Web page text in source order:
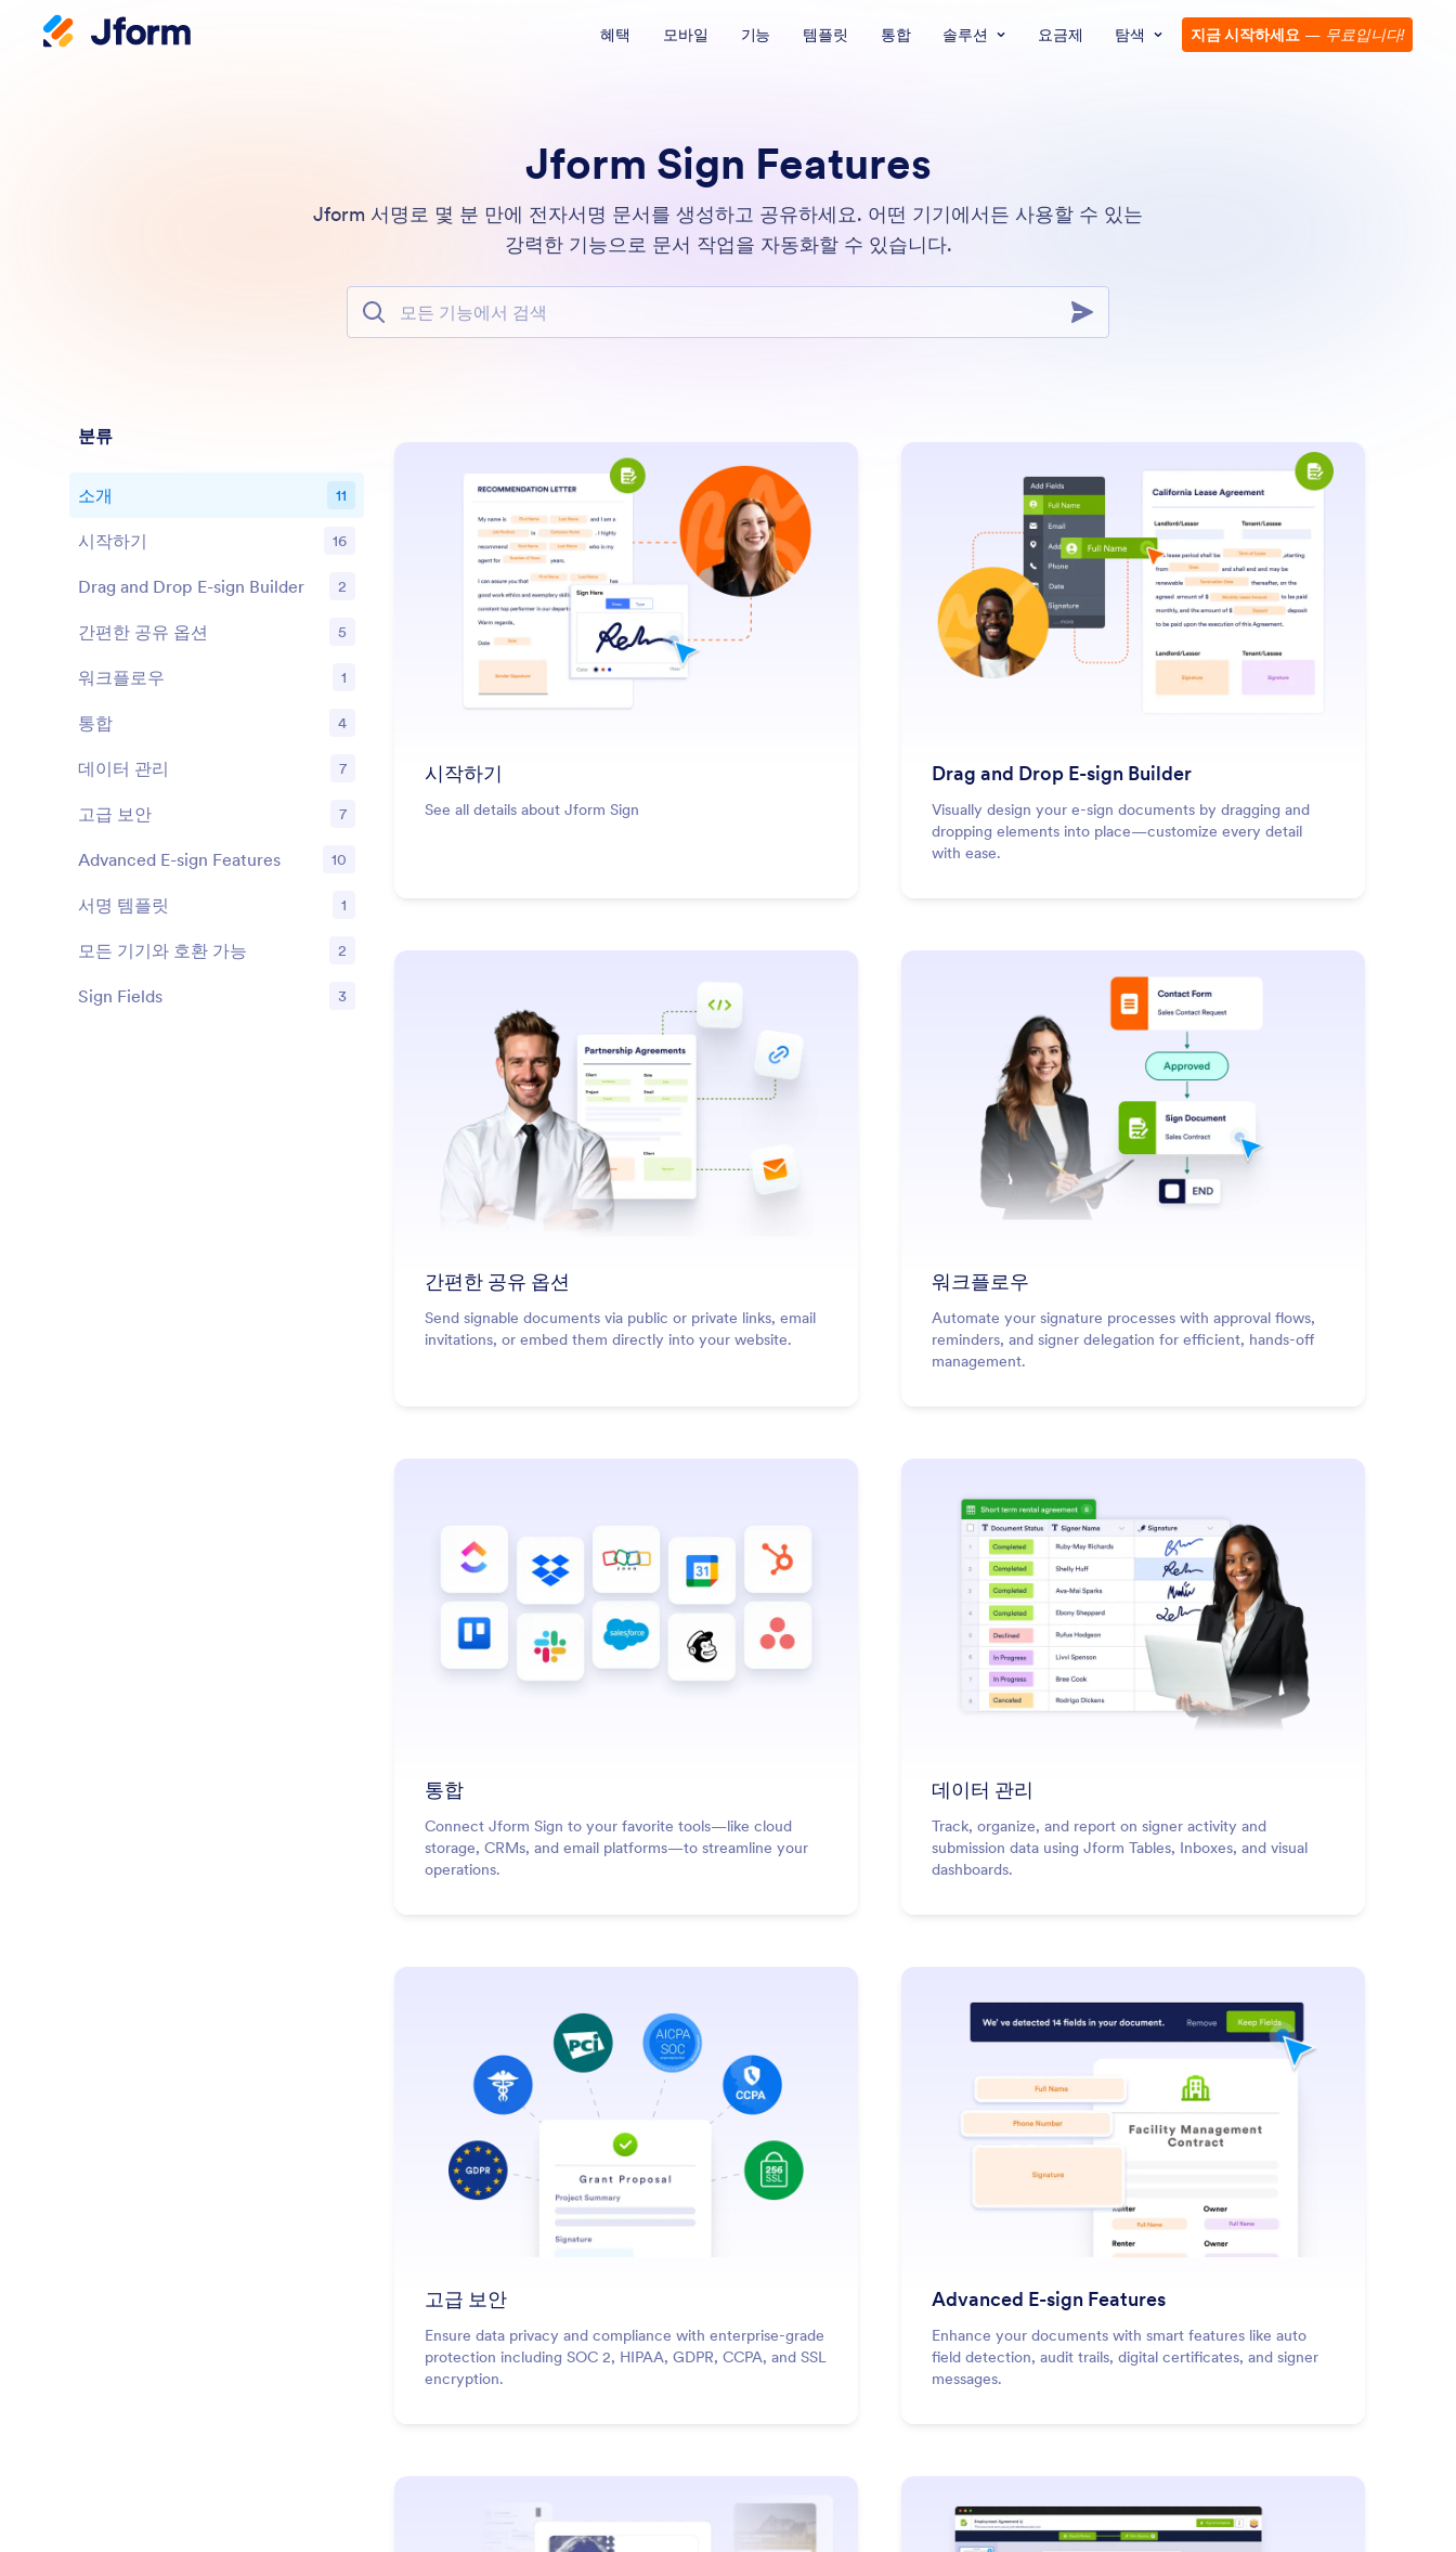
혜택 모바일 기능 템플릿 통합 솔루션 요금제 탐색 지금 시작하세요 — 무료입니다!
Jform Sign Features
Jform 서명로 몇 분 만에 전자서명 문서를 생성하고 공유하세요. 어떤 기기에서든 사용할 수 있는
강력한 기능으로 문서 작업을 자동화할 수 있습니다.
모든 기능에서 검색
시작하기
See all details about Jform Sign
Drag and Drop E-sign Builder
Visually design your e-sign documents by dragging and
dropping elements into place—customize every detail
with ease.
간편한 공유 옵션
Send signable documents via public or private links, email
invitations, or embed them directly into your website.
워크플로우
Automate your signature processes with approval flows,
reminders, and signer delegation for efficient, hands-off
management.
통합
Connect Jform Sign to your favorite tools—like cloud
storage, CRMs, and email platforms—to streamline your
operations.
데이터 관리
Track, organize, and report on signer activity and
submission data using Jform Tables, Inboxes, and visual
dashboards.
고급 보안
Ensure data privacy and compliance with enterprise-grade
protection including SOC 2, HIPAA, GDPR, CCPA, and SSL
encryption.
Advanced E-sign Features
Enhance your documents with smart features like auto
field detection, audit trails, digital certificates, and signer
messages.
분류
소개 11
기능
시작하기 16
기능
Drag and Drop E-sign Builder 2
기능
간편한 공유 옵션 5
기능
워크플로우 1
기능
통합 4
기능
데이터 관리 7
기능
고급 보안 7
기능
Advanced E-sign Features 10
기능
서명 템플릿 1
기능
모든 기기와 호환 가능 2
기능
Sign Fields 3